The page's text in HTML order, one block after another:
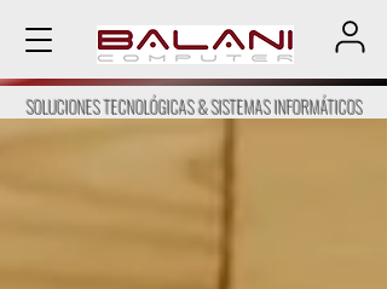
SOLUCIONES TECNOLÓGICAS & SISTEMAS INFORMÁTICOS